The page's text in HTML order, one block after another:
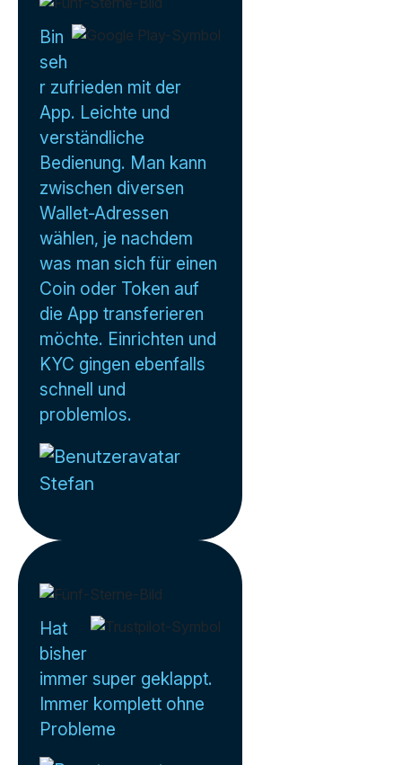
Bin
seh
r zufrieden mit der
App. Leichte und
verständliche
Bedienung. Man kann
zwischen diversen
Wallet-Adressen
wählen, je nachdem
was man sich für einen
Coin oder Token auf
die App transferieren
möchte. Einrichten und
KYC gingen ebenfalls
schnell und
problemlos.
Stefan
Hat
bisher
immer super geklappt.
Immer komplett ohne
Probleme